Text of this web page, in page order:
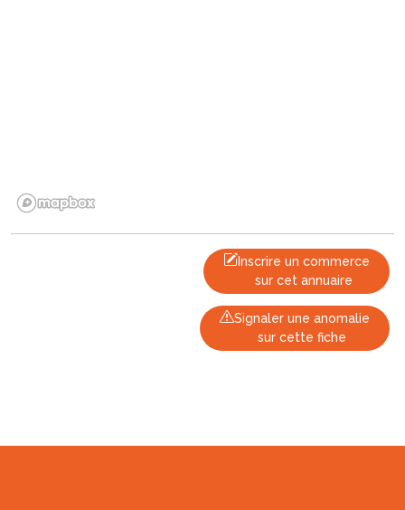
Inscrire un commerce
sur cet annuaire
Signaler une anomalie
sur cette fiche